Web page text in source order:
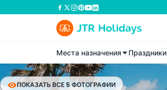
Места назначения Праздники
ПОКАЗАТЬ ВСЕ 5 ФОТОГРАФИИ